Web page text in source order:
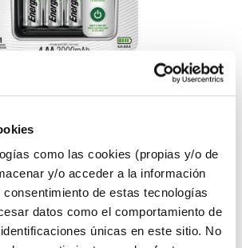
como las cookies (propias y/o de
y/o acceder a la información
de estas tecnologías
datos como el comportamiento de
únicas en este sitio. No
energia
energizer
Ref:132853
LE PROPORCIONA ENERGÍA FIABLE Y AL
DINERO Y REDUCE RESIDUOS AL
MENOS PILAS. LA PRIMERA PILA
CON PILAS RECICLADAS. 4% DE